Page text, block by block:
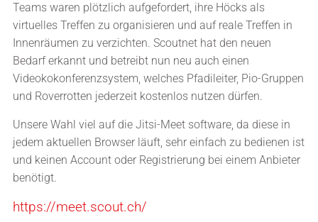
Teams waren plötzlich aufgefordert, ihre Höcks als
virtuelles Treffen zu organisieren und auf reale Treffen in
Innenräumen zu verzichten. Scoutnet hat den neuen
Bedarf erkannt und betreibt nun neu auch einen
Videokokonferenzsystem, welches Pfadileiter, Pio-Gruppen
und Roverrotten jederzeit kostenlos nutzen dürfen.
Unsere Wahl viel auf die Jitsi-Meet software, da diese in
jedem aktuellen Browser läuft, sehr einfach zu bedienen ist
und keinen Account oder Registrierung bei einem Anbieter
benötigt.
https://meet.scout.ch/